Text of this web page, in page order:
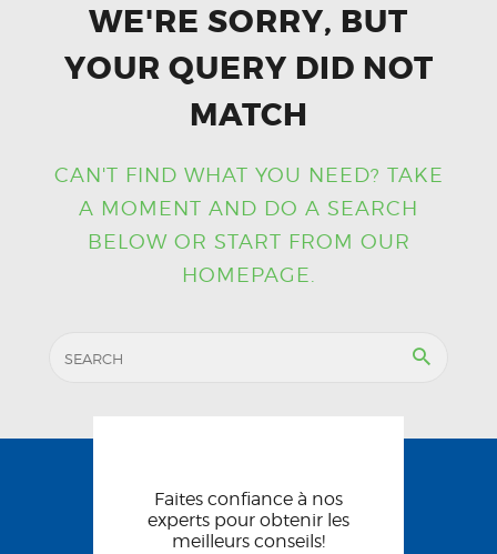
WE'RE SORRY, BUT
YOUR QUERY DID NOT
MATCH
CAN'T FIND WHAT YOU NEED? TAKE
A MOMENT AND DO A SEARCH
BELOW OR START FROM OUR
HOMEPAGE.
Faites confiance à nos
experts pour obtenir les
meilleurs conseils!